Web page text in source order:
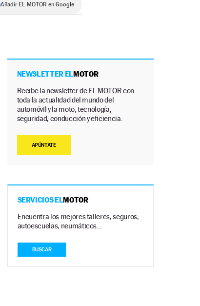
Añadir EL MOTOR en Google
NEWSLETTER ELMOTOR
Recibe la newsletter de EL MOTOR con
toda la actualidad del mundo del
automóvil y la moto, tecnología,
seguridad, conducción y eficiencia.
APÚNTATE
SERVICIOS ELMOTOR
Encuentra los mejores talleres, seguros,
autoescuelas, neumáticos…
BUSCAR